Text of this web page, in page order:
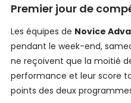
Premier jour de
Les équipes de Novice
pendant le week-end,
ne reçoivent que la moitié
performance et leur score
points des deux